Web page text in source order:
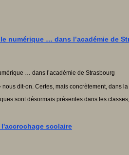
numérique … dans l’académie de
nous dit-on. Certes, mais concrètement, dans
sont désormais présentes dans les
l'accrochage scolaire